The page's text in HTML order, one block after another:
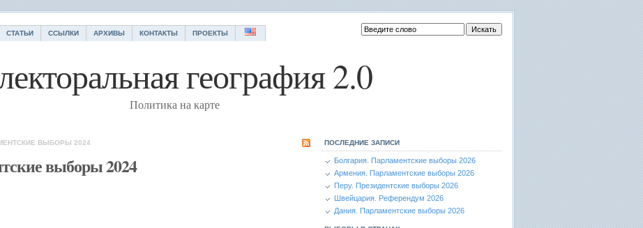
СТАТЬИ ССЫЛКИ АРХИВЫ КОНТАКТЫ ПРОЕКТЫ
география 2.0
Политика на карте
ВЫБОРЫ 2024
выборы 2024
ПОСЛЕДНИЕ ЗАПИСИ
Болгария. Парламентские выборы 2026
Армения. Парламентские выборы 2026
Перу. Президентские выборы 2026
Швейцария. Референдум 2026
Дания. Парламентские выборы 2026